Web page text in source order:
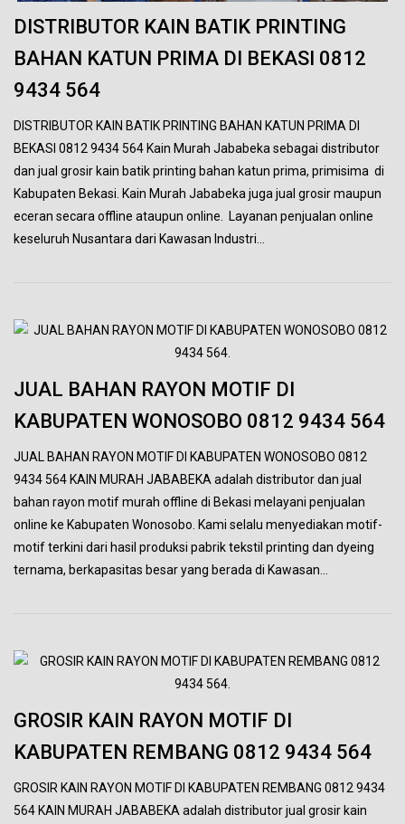
DISTRIBUTOR KAIN BATIK PRINTING
BAHAN KATUN PRIMA DI BEKASI 0812
9434 564
DISTRIBUTOR KAIN BATIK PRINTING BAHAN KATUN PRIMA DI
BEKASI 0812 9434 564 Kain Murah Jababeka sebagai distributor
dan jual grosir kain batik printing bahan katun prima, primisima di
Kabupaten Bekasi. Kain Murah Jababeka juga jual grosir maupun
eceran secara offline ataupun online. Layanan penjualan online
keseluruh Nusantara dari Kawasan Industri…
JUAL BAHAN RAYON MOTIF DI
KABUPATEN WONOSOBO 0812 9434 564
JUAL BAHAN RAYON MOTIF DI KABUPATEN WONOSOBO 0812
9434 564 KAIN MURAH JABABEKA adalah distributor dan jual
bahan rayon motif murah offline di Bekasi melayani penjualan
online ke Kabupaten Wonosobo. Kami selalu menyediakan motif-
motif terkini dari hasil produksi pabrik tekstil printing dan dyeing
ternama, berkapasitas besar yang berada di Kawasan…
GROSIR KAIN RAYON MOTIF DI
KABUPATEN REMBANG 0812 9434 564
GROSIR KAIN RAYON MOTIF DI KABUPATEN REMBANG 0812 9434
564 KAIN MURAH JABABEKA adalah distributor jual grosir kain